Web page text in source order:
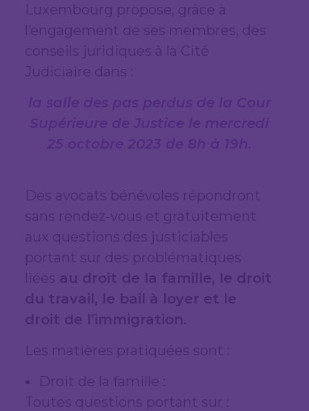
Luxembourg propose, grâce à
l’engagement de ses membres, des
conseils juridiques à la Cité
Judiciaire dans :
Des avocats bénévoles répondront
sans rendez-vous et gratuitement
aux questions des justiciables
portant sur des problématiques
liées au droit de la famille, le droit
du travail, le bail à loyer et le
droit de l’immigration.
Les matières pratiquées sont :
Droit de la famille :
Toutes questions portant sur :